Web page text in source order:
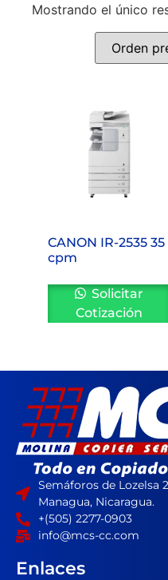
Mostrando el único
CANON IR-2535 35
cpm
Solicitar
Cotización
Semáforos de Lozelsa
Managua, Nicaragua.
+(505) 2277-0903
info@mcs-cc.com
Enlaces